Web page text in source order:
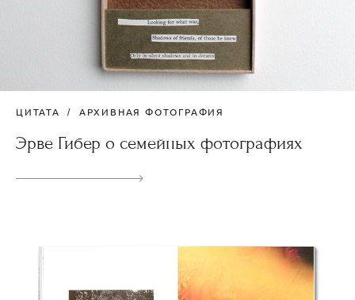
ЦИТАТА АРХИВНАЯ ФОТОГРАФИЯ
Эрве Гибер о семейных фотографиях